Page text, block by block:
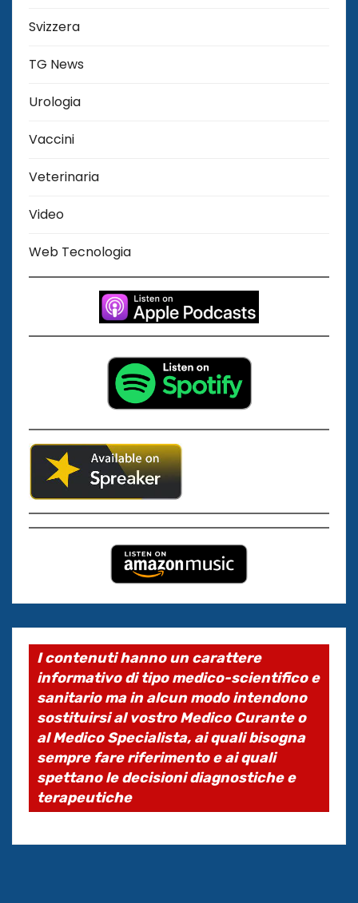
Svizzera
TG News
Urologia
Vaccini
Veterinaria
Video
Web Tecnologia
I contenuti hanno un carattere
informativo di tipo medico-scientifico e
sanitario ma in alcun modo intendono
sostituirsi al vostro Medico Curante o
al Medico Specialista, ai quali bisogna
sempre fare riferimento e ai quali
spettano le decisioni diagnostiche e
terapeutiche